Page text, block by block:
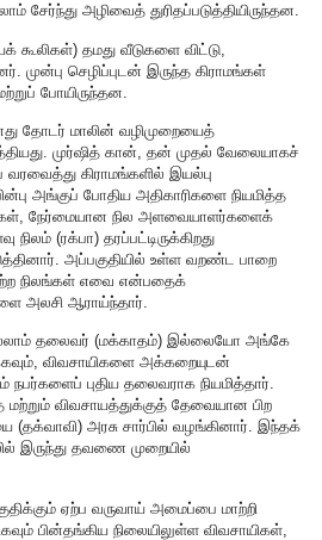
அழிவைத் துரிதப்படுத்தியிருந்தன.
கூலிகள்) தமது வீடுகளை விட்டு,
முன்பு செழிப்புடன் இருந்த கிராமங்கள்
போயிருந்தன.
தோடர் மாலின் வழிமுறையைத்
முர்ஷித் கான், தன் முதல் வேலையாகச்
வரவைத்து கிராமங்களில் இயல்பு
அங்குப் போதிய அதிகாரிகளை நியமித்த
நேர்மையான நில அளவையாளர்களைக்
(ரக்பா) தரப்பட்டிருக்கிறது
அப்பகுதியில் உள்ள வறண்ட பாறை
நிலங்கள் எவை என்பதைக்
அலசி ஆராய்ந்தார்.
தலைவர் (மக்காதம்) இல்லையோ அங்கே
விவசாயிகளை அக்கறையுடன்
நபர்களைப் புதிய தலைவராக நியமித்தார்.
விவசாயத்துக்குத் தேவையான பிற
(தக்வாவி) அரசு சார்பில் வழங்கினார். இந்தக்
இருந்து தவணை முறையில்
ஏற்ப வருவாய் அமைப்பை மாற்றி
பின்தங்கிய நிலையிலுள்ள விவசாயிகள்,